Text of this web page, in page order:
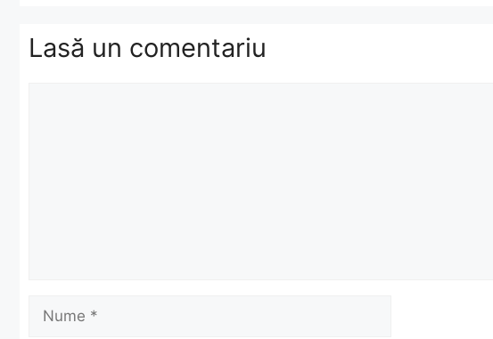
Lasă un comentariu
Nume